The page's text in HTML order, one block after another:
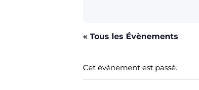
« Tous les Évènements
Cet évènement est passé.